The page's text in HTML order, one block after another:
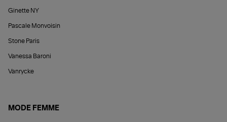
Ginette NY
Pascale Monvoisin
Stone Paris
Vanessa Baroni
Vanrycke
MODE FEMME